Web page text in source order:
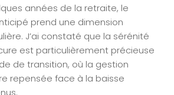
années de la retraite, le
prend une dimension
J’ai constaté que la sérénité
est particulièrement précieuse
de transition, où la gestion
repensée face à la baisse